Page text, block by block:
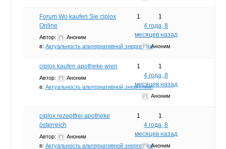
Forum Wo kaufen Sie ciplox
Online
Автор:
Аноним
в: Актуальность альтернативной энергетики
1
1
4 года, 8
месяцев назад
Аноним
ciplox kaufen apotheke wien
Автор:
Аноним
в: Актуальность альтернативной энергетики
1
1
4 года, 8
месяцев назад
Аноним
ciplox rezeptfrei apotheke
österreich
Автор:
Аноним
в: Актуальность альтернативной энергетики
1
1
4 года, 8
месяцев назад
Аноним